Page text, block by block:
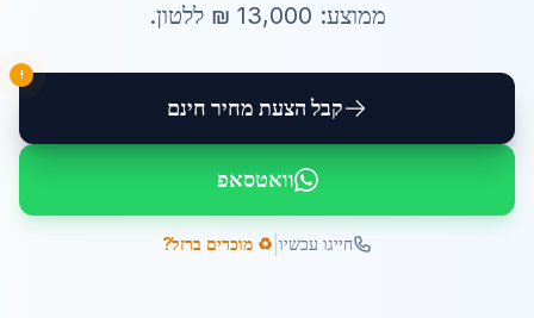
ממוצע: 13,000 ₪ ללטון.
קבל הצעת מחיר חינם
!
וואטסאפ
חייגו עכשיו ♻️ מוכרים ברזל?